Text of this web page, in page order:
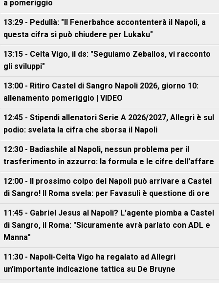
a pomeriggio
13:29 - Pedullà: "Il Fenerbahce accontenterà il Napoli, a
questa cifra si può chiudere per Lukaku"
13:15 - Celta Vigo, il ds: "Seguiamo Zeballos, vi racconto
gli sviluppi"
13:00 - Ritiro Castel di Sangro Napoli 2026, giorno 10:
allenamento pomeriggio | VIDEO
12:45 - Stipendi allenatori Serie A 2026/2027, Allegri è sul
podio: svelata la cifra che sborsa il Napoli
12:30 - Badiashile al Napoli, nessun problema per il
trasferimento in azzurro: la formula e le cifre dell'affare
12:00 - Il prossimo colpo del Napoli può arrivare a Castel
di Sangro! Il Roma svela: per Favasuli è questione di ore
11:45 - Gabriel Jesus al Napoli? L'agente piomba a Castel
di Sangro, il Roma: "Sicuramente avrà parlato con ADL e
Manna"
11:30 - Napoli-Celta Vigo ha regalato ad Allegri
un'importante indicazione tattica su De Bruyne